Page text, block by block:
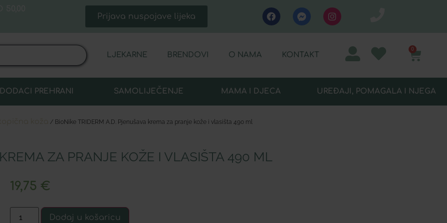
Prijava nuspojave lijeka
LJEKARNE BRENDOVI O NAMA KONTAKT
0
DODACI PREHRANI SAMOLIJEČENJE MAMA I DJECA UREĐAJI, POMAGALA I NJEGA
/ BioNike TRIDERM A.D. Pjenušava krema za pranje kože i vlasišta 490 ml
ZA PRANJE KOŽE I VLASIŠTA 490 ML
19,75 €
Dodaj u košaricu